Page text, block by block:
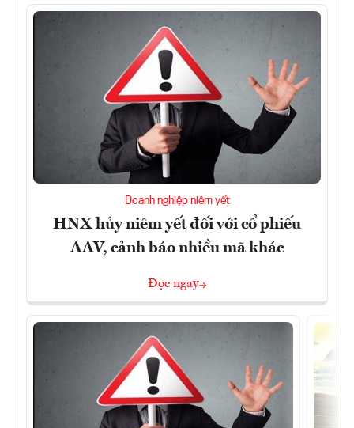
Doanh nghiệp niêm yết
HNX hủy niêm yết đối với cổ phiếu
AAV, cảnh báo nhiều mã khác
Đọc ngay